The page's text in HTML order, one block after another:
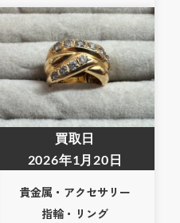
買取日
2026年1月20日
貴金属・アクセサリー
指輪・リング